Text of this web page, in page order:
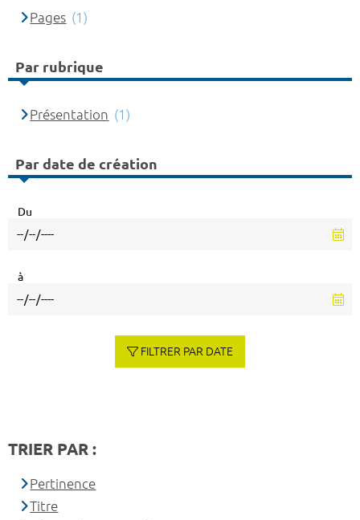
Pages (1)
Par rubrique
Présentation (1)
Par date de création
Du
à
FILTRER PAR DATE
TRIER PAR :
Pertinence
Titre